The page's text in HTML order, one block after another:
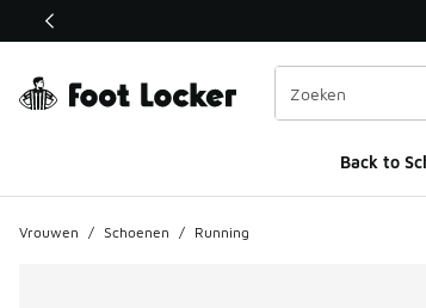
Deze link wordt geopend in een nieuw venster
Back to
Vrouwen / Schoenen / Running